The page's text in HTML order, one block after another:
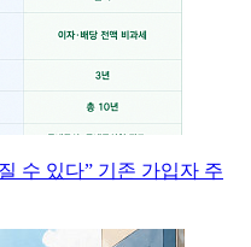
수 있다” 기존 가입자 주